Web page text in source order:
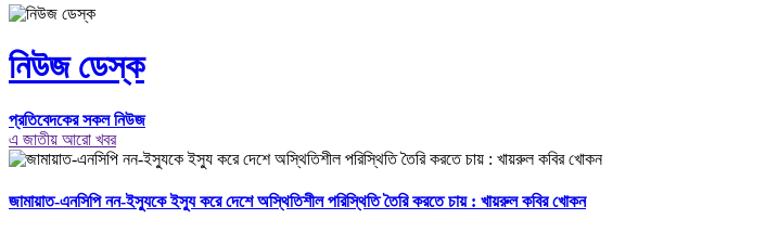
নিউজ ডেস্ক
প্রতিবেদকের সকল নিউজ
এ জাতীয় আরো খবর
জামায়াত-এনসিপি নন-ইস্যুকে ইস্যু করে দেশে অস্থিতিশীল পরিস্থিতি তৈরি করতে চায় : খায়রুল কবির খোকন